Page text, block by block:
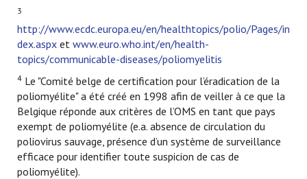
3
http://www.ecdc.europa.eu/en/healthtopics/polio/Pages/in
dex.aspx et www.euro.who.int/en/health-
topics/communicable-diseases/poliomyelitis
4 Le "Comité belge de certification pour l’éradication de la
poliomyélite" a été créé en 1998 afin de veiller à ce que la
Belgique réponde aux critères de l’OMS en tant que pays
exempt de poliomyélite (e.a. absence de circulation du
poliovirus sauvage, présence d’un système de surveillance
efficace pour identifier toute suspicion de cas de
poliomyélite).